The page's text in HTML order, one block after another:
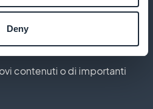
Deny
ai vostri
contenuti o di importanti